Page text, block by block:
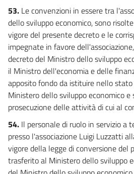
53. Le convenzioni in essere tra
dello sviluppo economico, sono
vigore del presente decreto e le
impegnate in favore
decreto del Ministro dello sviluppo
il Ministro dell'economia e delle
apposito fondo da istituire nello
Ministero dello sviluppo economico
prosecuzione delle attività di cui al
54. Il personale di ruolo in servizio a
presso l'associazione Luigi Luzzatti
vigore della legge di conversione del
trasferito al Ministero dello sviluppo